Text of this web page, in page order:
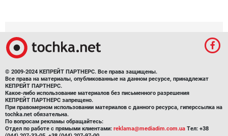
© 2009-2024 КЕПРЕЙТ ПАРТНЕРС. Все права защищены.
Все права на материалы, опубликованные на данном ресурсе, принадлежат
КЕПРЕЙТ ПАРТНЕРС.
Какое-либо использование материалов без письменного разрешения
КЕПРЕЙТ ПАРТНЕРС запрещено.
При правомерном использовании материалов с данного ресурса, гиперссылка на
tochka.net обязательна.
По вопросам рекламы обращайтесь:
Отдел по работе с прямыми клиентами: reklama@mediadim.com.ua Тел: +38